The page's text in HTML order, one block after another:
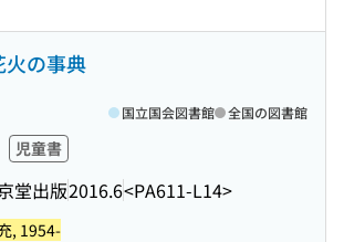
火の事典
児童書
堂出版2016.6<PA611-L14>
国立国会図書館 全国の図書館
, 1954-